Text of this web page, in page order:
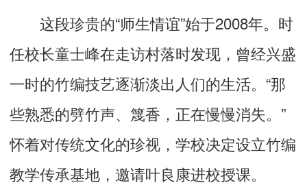
这段珍贵的“师生情谊”始于2008年。时
任校长童士峰在走访村落时发现，曾经兴盛
一时的竹编技艺逐渐淡出人们的生活。“那
些熟悉的劈竹声、篾香，正在慢慢消失。”
怀着对传统文化的珍视，学校决定设立竹编
教学传承基地，邀请叶良康进校授课。